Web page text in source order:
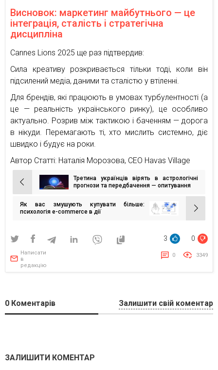
Висновок: маркетинг майбутнього — це
інтеграція, сталість і стратегічна
дисципліна
Cannes Lions 2025 ще раз підтвердив:
Сила креативу розкривається тільки тоді, коли він
підсилений медіа, даними та сталістю у втіленні.
Для брендів, які працюють в умовах турбулентності (а
це — реальність українського ринку), це особливо
актуально. Розрив між тактикою і баченням — дорога
в нікуди. Перемагають ті, хто мислить системно, діє
швидко і будує на роки.
Автор Статті: Наталія Морозова, СЕО Havas Village
Навігація
записів
Третина українців вірять в астрологічні
прогнози та передбачення — опитування
Як вас змушують купувати більше:
психологія e-commerce в дії
3 0
Написати
в
редакцію
0 3349
0 Коментарів Залишити свій коментар
ЗАЛИШИТИ КОМЕНТАР